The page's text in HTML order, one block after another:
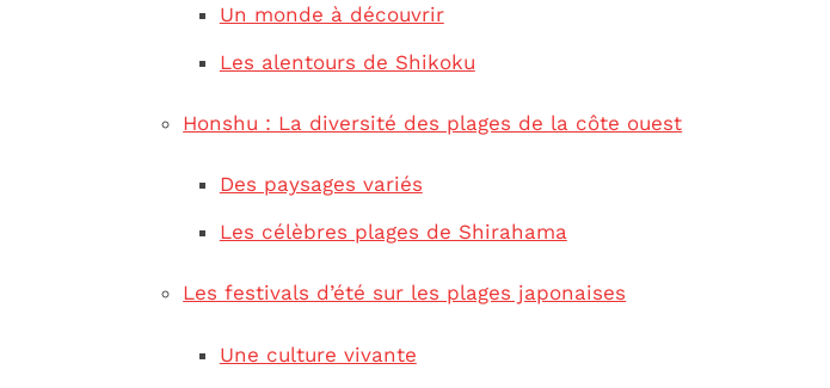
Un monde à découvrir
Les alentours de Shikoku
Honshu : La diversité des plages de la côte ouest
Des paysages variés
Les célèbres plages de Shirahama
Les festivals d’été sur les plages japonaises
Une culture vivante